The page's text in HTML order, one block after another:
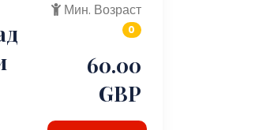
Мин. Возраст
0
60.00
GBP